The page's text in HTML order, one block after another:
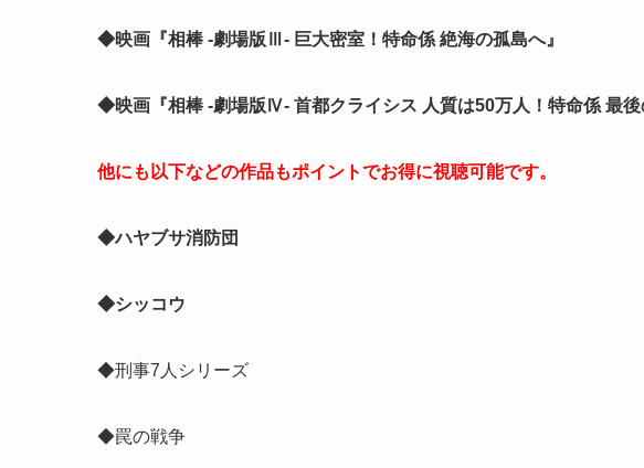
◆映画『相棒 -劇場版Ⅲ- 巨大密室！特命係 絶海の孤島へ』
◆映画『相棒 -劇場版Ⅳ- 首都クライシス 人質は50万人！特命係 最後
他にも以下などの作品もポイントでお得に視聴可能です。
◆ハヤブサ消防団
◆シッコウ
◆刑事7人シリーズ
◆罠の戦争